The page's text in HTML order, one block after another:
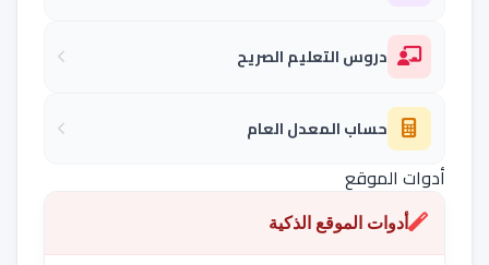
دروس التعليم الصريح
حساب المعدل العام
أدوات الموقع
أدوات الموقع الذكية